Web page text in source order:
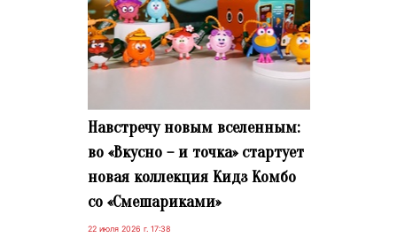
Навстречу новым вселенным:
во «Вкусно – и точка» стартует
новая коллекция Кидз Комбо
со «Смешариками»
22 июля 2026 г. 17:38